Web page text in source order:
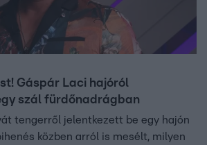
Gáspár Laci hajóról
szál fürdőnadrágban
tengerről jelentkezett be egy hajón
közben arról is mesélt, milyen